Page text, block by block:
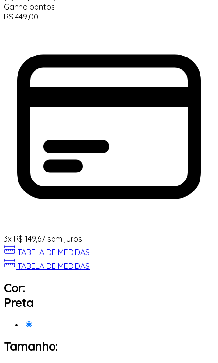
Ganhe pontos
R$ 449,00
3x R$ 149,67 sem juros
TABELA DE MEDIDAS
TABELA DE MEDIDAS
Cor:
Preta
Tamanho: